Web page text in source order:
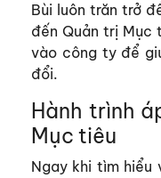
Bùi luôn trăn trở
đến Quản trị Mục
vào công ty để
đổi.
Hành trình
Mục tiêu
Ngay khi tìm hiểu